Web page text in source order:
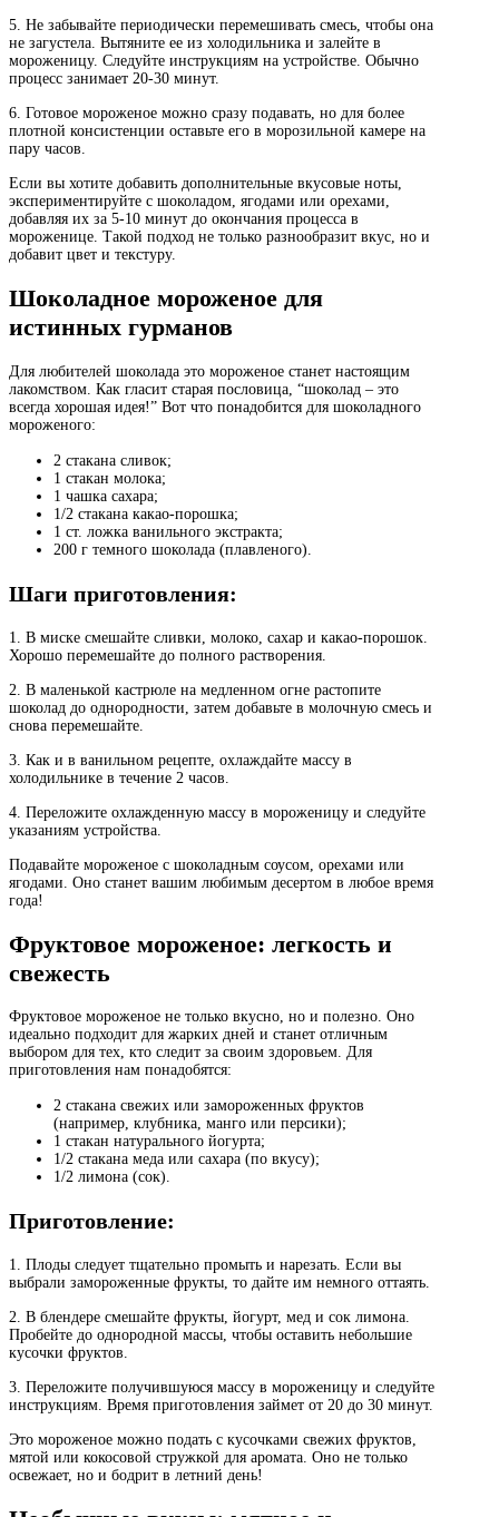
5. Не забывайте периодически перемешивать смесь, чтобы она
не загустела. Вытяните ее из холодильника и залейте в
мороженицу. Следуйте инструкциям на устройстве. Обычно
процесс занимает 20-30 минут.
6. Готовое мороженое можно сразу подавать, но для более
плотной консистенции оставьте его в морозильной камере на
пару часов.
Если вы хотите добавить дополнительные вкусовые ноты,
экспериментируйте с шоколадом, ягодами или орехами,
добавляя их за 5-10 минут до окончания процесса в
мороженице. Такой подход не только разнообразит вкус, но и
добавит цвет и текстуру.
Шоколадное мороженое для
истинных гурманов
Для любителей шоколада это мороженое станет настоящим
лакомством. Как гласит старая пословица, “шоколад – это
всегда хорошая идея!” Вот что понадобится для шоколадного
мороженого:
2 стакана сливок;
1 стакан молока;
1 чашка сахара;
1/2 стакана какао-порошка;
1 ст. ложка ванильного экстракта;
200 г темного шоколада (плавленого).
Шаги приготовления:
1. В миске смешайте сливки, молоко, сахар и какао-порошок.
Хорошо перемешайте до полного растворения.
2. В маленькой кастрюле на медленном огне растопите
шоколад до однородности, затем добавьте в молочную смесь и
снова перемешайте.
3. Как и в ванильном рецепте, охлаждайте массу в
холодильнике в течение 2 часов.
4. Переложите охлажденную массу в мороженицу и следуйте
указаниям устройства.
Подавайте мороженое с шоколадным соусом, орехами или
ягодами. Оно станет вашим любимым десертом в любое время
года!
Фруктовое мороженое: легкость и
свежесть
Фруктовое мороженое не только вкусно, но и полезно. Оно
идеально подходит для жарких дней и станет отличным
выбором для тех, кто следит за своим здоровьем. Для
приготовления нам понадобятся:
2 стакана свежих или замороженных фруктов
(например, клубника, манго или персики);
1 стакан натурального йогурта;
1/2 стакана меда или сахара (по вкусу);
1/2 лимона (сок).
Приготовление:
1. Плоды следует тщательно промыть и нарезать. Если вы
выбрали замороженные фрукты, то дайте им немного оттаять.
2. В блендере смешайте фрукты, йогурт, мед и сок лимона.
Пробейте до однородной массы, чтобы оставить небольшие
кусочки фруктов.
3. Переложите получившуюся массу в мороженицу и следуйте
инструкциям. Время приготовления займет от 20 до 30 минут.
Это мороженое можно подать с кусочками свежих фруктов,
мятой или кокосовой стружкой для аромата. Оно не только
освежает, но и бодрит в летний день!